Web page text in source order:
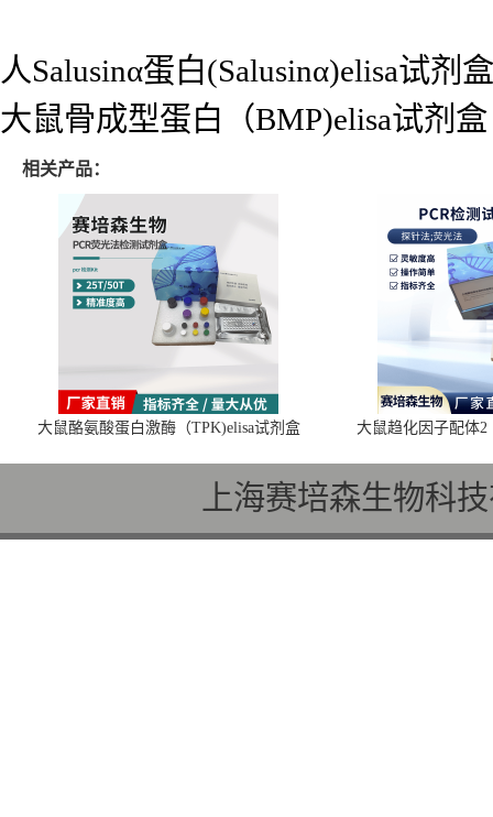
人Salusinα蛋白(Salusinα)elisa试剂盒
大鼠骨成型蛋白（BMP)elisa试剂盒
相关产品：
大鼠酪氨酸蛋白激酶（TPK)elisa试剂盒 大鼠趋化因子配体2
上海赛培森生物科